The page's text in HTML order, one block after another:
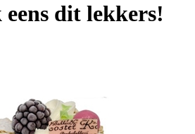
eens dit lekkers!